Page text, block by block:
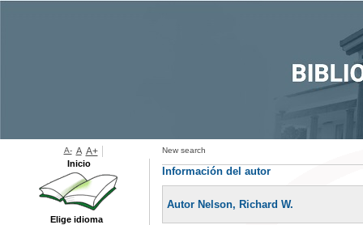
New search
Información del autor
Autor Nelson, Richard W.
A- A A+
Inicio
Elige idioma